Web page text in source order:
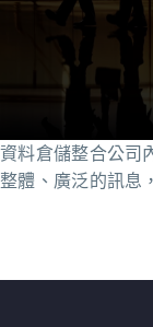
資料倉儲整合公司
整體、廣泛的訊息